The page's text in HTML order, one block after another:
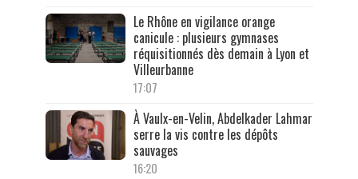
Le Rhône en vigilance orange
canicule : plusieurs gymnases
réquisitionnés dès demain à Lyon et
Villeurbanne
17:07
À Vaulx-en-Velin, Abdelkader Lahmar
serre la vis contre les dépôts
sauvages
16:20